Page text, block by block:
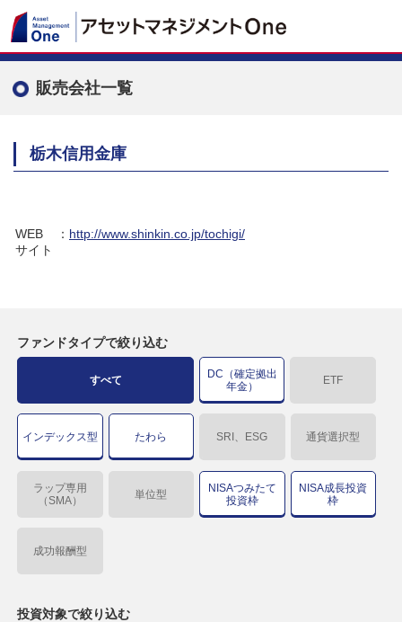
販売会社一覧
栃木信用金庫
WEB
サイト
： http://www.shinkin.co.jp/tochigi/
ファンドタイプで絞り込む
すべて
DC（確定拠出
年金）
ETF
インデックス型 たわら SRI、ESG 通貨選択型
ラップ専用
（SMA）
単位型
NISAつみたて
投資枠
NISA成長投資
枠
成功報酬型
投資対象で絞り込む